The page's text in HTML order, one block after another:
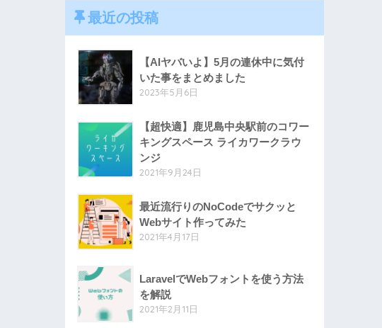
最近の投稿
【AIヤバいよ】5月の連休中に気付
いた事をまとめました
2023年5月6日
【超快適】鹿児島中央駅前のコワー
キングスペース ライカワークラウ
ンジ
2021年9月24日
最近流行りのNoCodeでサクッと
Webサイト作ってみた
2021年4月17日
LaravelでWebフォントを使う方法
を解説
2021年2月11日